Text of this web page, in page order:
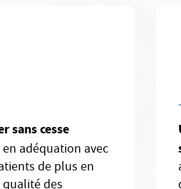
sans cesse
adéquation avec
de plus en